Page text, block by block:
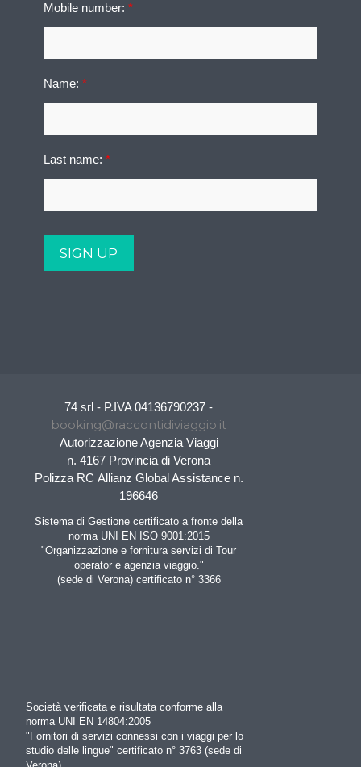
Mobile number:*
Name:*
Last name:*
74 srl - P.IVA 04136790237 -
booking@raccontidiviaggio.it
Autorizzazione Agenzia Viaggi
n. 4167 Provincia di Verona
Polizza RC Allianz Global Assistance n.
196646
Sistema di Gestione certificato a fronte della
norma UNI EN ISO 9001:2015
"Organizzazione e fornitura servizi di Tour
operator e agenzia viaggio."
(sede di Verona) certificato n° 3366
Società verificata e risultata conforme alla
norma UNI EN 14804:2005
"Fornitori di servizi connessi con i viaggi per lo
studio delle lingue" certificato n° 3763 (sede di